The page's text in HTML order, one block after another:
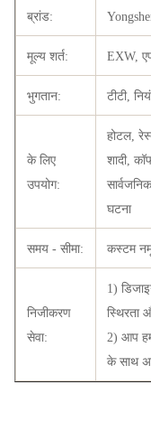
ब्रांड:
मूल्य शर्त: EXW,
भुगतान: टीटी,
के लिए
उपयोग:
होटल,
शादी,
घटना
समय - सीमा: कस्टम
निजीकरण
सेवा:
1)
स्थिरता
2) आप
के साथ